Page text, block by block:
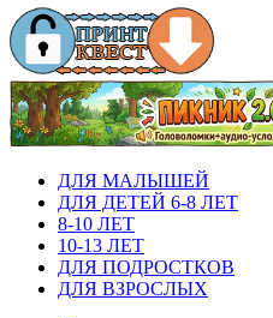
ДЛЯ МАЛЫШЕЙ
ДЛЯ ДЕТЕЙ 6-8 ЛЕТ
8-10 ЛЕТ
10-13 ЛЕТ
ДЛЯ ПОДРОСТКОВ
ДЛЯ ВЗРОСЛЫХ